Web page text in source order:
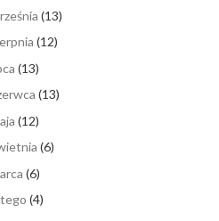
(13)
(12)
(13)
(13)
(12)
(6)
(6)
(4)